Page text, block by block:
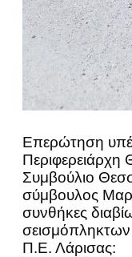
Επερώτηση
Περιφερειάρχη
Συμβούλιο
σύμβουλος
συνθήκες
Π.Ε. Λάρισας: